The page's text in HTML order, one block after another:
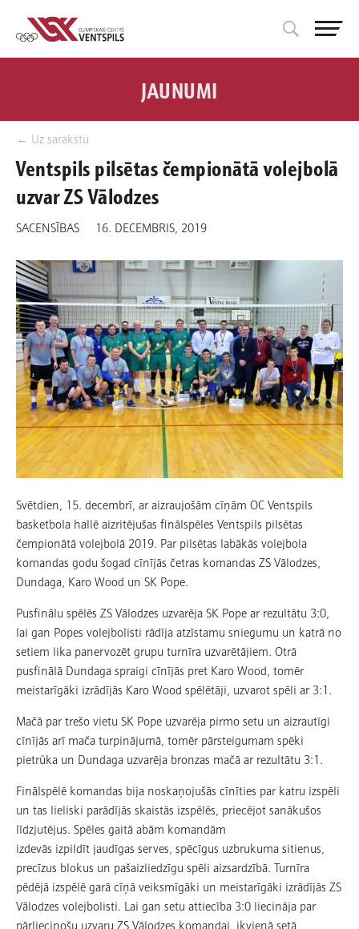
← Uz sarakstu
JAUNUMI
Ventspils pilsētas čempionātā volejbolā
uzvar ZS Vālodzes
SACENSĪBAS 16. DECEMBRIS, 2019
Svētdien, 15. decembrī, ar aizraujošām cīņām OC Ventspils
basketbola hallē aizritējušas finālspēles Ventspils pilsētas
čempionātā volejbolā 2019. Par pilsētas labākās volejbola
komandas godu šogad cīnījās četras komandas ZS Vālodzes,
Dundaga, Karo Wood un SK Pope.
Pusfinālu spēlēs ZS Vālodzes uzvarēja SK Pope ar rezultātu 3:0,
lai gan Popes volejbolisti rādīja atzīstamu sniegumu un katrā no
setiem lika panervozēt grupu turnīra uzvarētājiem. Otrā
pusfinālā Dundaga spraigi cīnījās pret Karo Wood, tomēr
meistarīgāki izrādījās Karo Wood spēlētāji, uzvarot spēli ar 3:1.
Mačā par trešo vietu SK Pope uzvarēja pirmo setu un aizrautīgi
cīnījās arī mača turpinājumā, tomēr pārsteigumam spēki
pietrūka un Dundaga uzvarēja bronzas mačā ar rezultātu 3:1.
Finālspēlē komandas bija noskaņojušās cīnīties par katru izspēli
un tas lieliski parādījās skaistās izspēlēs, priecējot sanākušos
līdzjutējus. Spēles gaitā abām komandām
izdevās izpildīt jaudīgas serves, spēcīgus uzbrukuma sitienus,
precīzus blokus un pašaizliedzīgu spēli aizsardzībā. Turnīra
pēdējā izspēlē garā cīņā veiksmīgāki un meistarīgāki izrādījās ZS
Vālodzes volejbolisti. Lai gan setu attiecība 3:0 liecināja par
pārliecinošu uzvaru ZS Vālodzes komandai, ikvienā setā